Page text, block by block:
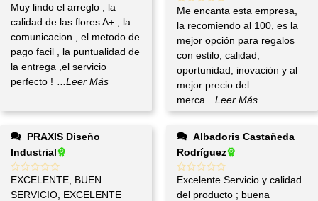
Muy lindo el arreglo , la
calidad de las flores A+ , la
comunicacion , el metodo de
pago facil , la puntualidad de
la entrega ,el servicio
perfecto !
...Leer Más
Me encanta esta empresa,
la recomiendo al 100, es la
mejor opción para regalos
con estilo, calidad,
oportunidad, inovación y al
mejor precio del
merca
...Leer Más
Industrial
EXCELENTE, BUEN
SERVICIO, EXCELENTE
Rodríguez
Excelente Servicio y calidad
del producto ; buena